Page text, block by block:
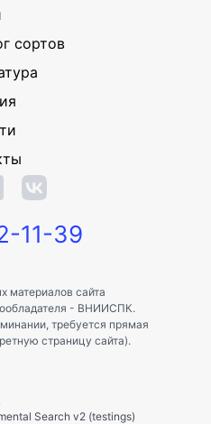
сортов
11-39
материалов сайта
- ВНИИСПК.
требуется прямая
страницу сайта).
Search v2 (testings)